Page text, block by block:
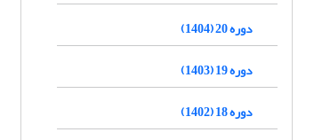
دوره 20 (1404)
دوره 19 (1403)
دوره 18 (1402)